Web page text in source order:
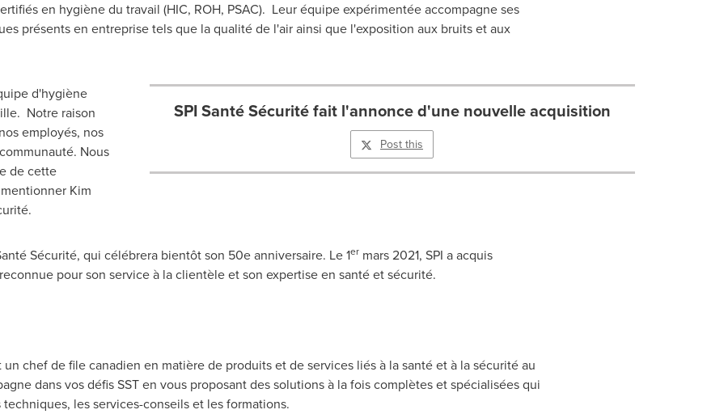
en hygiène du travail (HIC, ROH, PSAC). Leur équipe expérimentée accompagne ses
présents en entreprise tels que la qualité de l'air ainsi que l'exposition aux bruits et aux
SPI Santé Sécurité fait l'annonce d'une nouvelle acquisition
Post this
d'hygiène
Notre raison
employés, nos
Nous
de cette
Kim
Sécurité, qui célébrera bientôt son 50e anniversaire. Le 1ermars 2021, SPI a acquis
pour son service à la clientèle et son expertise en santé et sécurité.
un chef de file canadien en matière de produits et de services liés à la santé et à la sécurité au
dans vos défis SST en vous proposant des solutions à la fois complètes et spécialisées qui
les services-conseils et les formations.